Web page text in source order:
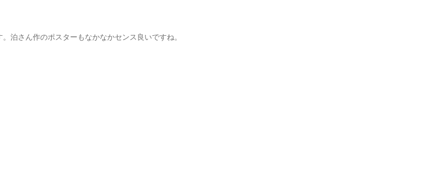
泊さん作のポスターもなかなかセンス良いですね。